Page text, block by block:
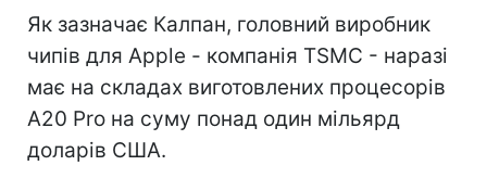
Як зазначає Калпан, головний виробник
чипів для Apple - компанія TSMC - наразі
має на складах виготовлених процесорів
A20 Pro на суму понад один мільярд
доларів США.